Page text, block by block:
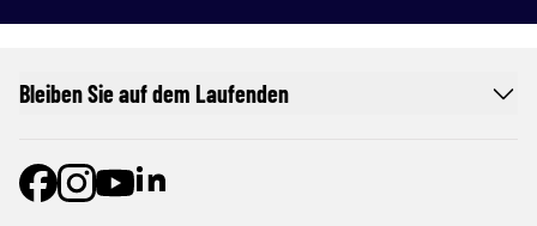
Bleiben Sie auf dem Laufenden